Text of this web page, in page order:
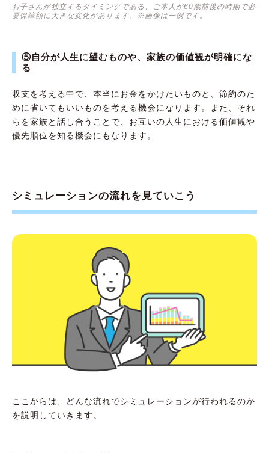
お子さんが独立するタイミングである、ご本人が60歳前後の時期で必
要保障額に大きな変化があります。※画像は一例です。
⑤自分が人生に望むものや、家族の価値観が明確にな
る
収支を考える中で、本当にお金をかけたいものと、節約のた
めに省いてもいいものを考える機会になります。また、それ
らを家族と話し合うことで、お互いの人生における価値観や
優先順位を知る機会にもなります。
シミュレーションの流れを見ていこう
ここからは、どんな流れでシミュレーションが行われるのか
を説明していきます。